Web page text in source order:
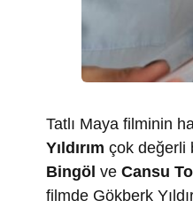
Tatlı Maya filminin
Yıldırım çok değerli
Bingöl ve Cansu
filmde Gökberk